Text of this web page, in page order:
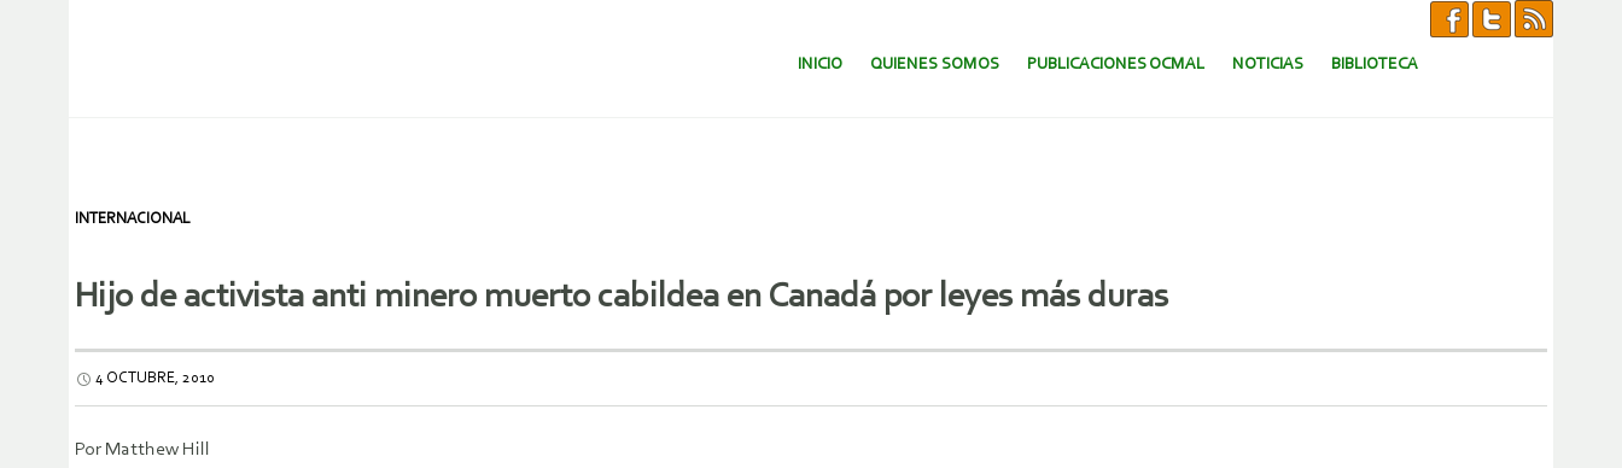
SALTAR AL CONTENIDO.
INICIO QUIENES SOMOS PUBLICACIONES OCMAL NOTICIAS BIBLIOTECA
INTERNACIONAL
Hijo de activista anti minero muerto cabildea en Canadá por leyes más duras
4 OCTUBRE, 2010
Por Matthew Hill